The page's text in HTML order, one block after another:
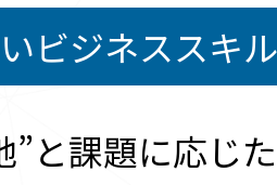
ビジネススキ
”と課題に応じ